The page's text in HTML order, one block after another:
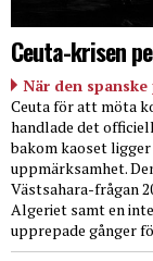
Ceuta-krisen
När den
Ceuta för att möta
handlade det
bakom kaoset
uppmärksamhet.
Västsahara-frågan
Algeriet samt en
upprepade gånger